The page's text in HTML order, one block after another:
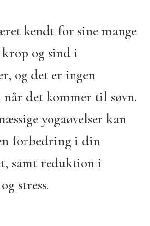
kendt for sine mange
og sind i
og det er ingen
når det kommer til søvn.
yogaøvelser kan
forbedring i din
samt reduktion i
stress.